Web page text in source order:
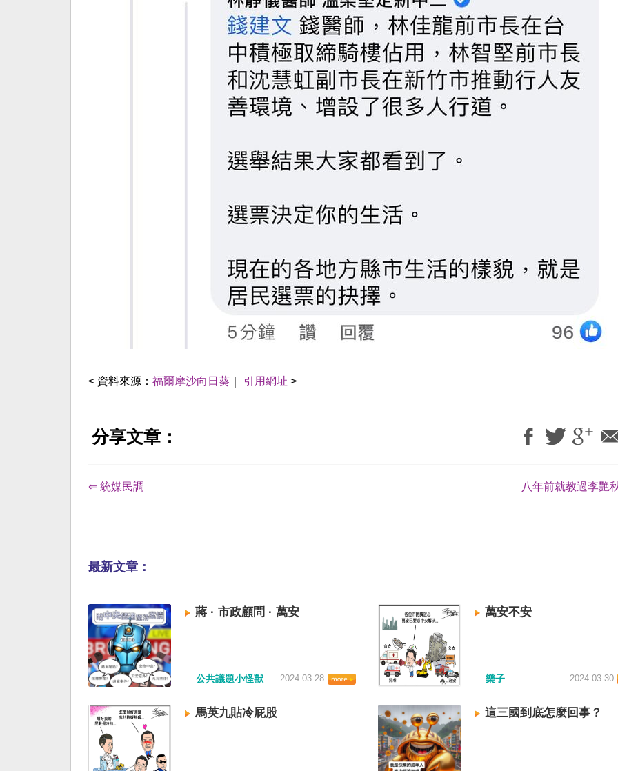
< 資料來源： 福爾摩沙向日葵 引用網址 >
分享文章：
⇐ 統媒民調 八年前就教過李艷
最新文章：
蔣 · 市政顧問 · 萬安
公共議題小怪獸 2024-03-28
萬安不安
樂子 2024-03-30
馬英九貼冷屁股 這三國到底怎麼回事？